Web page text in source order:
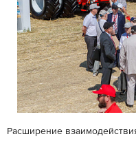
Расширение